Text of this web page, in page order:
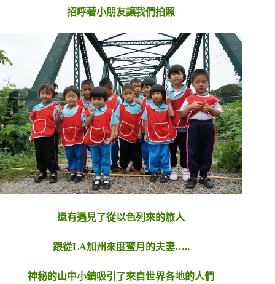
招呼著小朋友讓我們拍照
還有遇見了從以色列來的旅人
跟從LA加州來度蜜月的夫妻…..
神秘的山中小鎮吸引了來自世界各地的人們